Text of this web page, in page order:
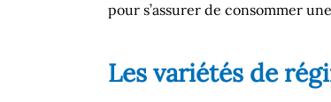
pour s’assurer de consommer
Les variétés de